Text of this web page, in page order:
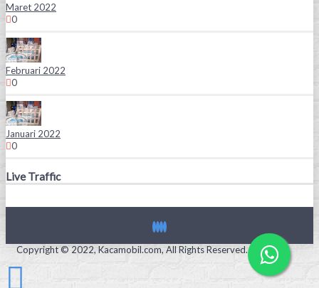
Maret 2022
0
Februari 2022
0
Januari 2022
0
Live Traffic
Copyright © 2022, Kacamobil.com, All Rights Reserved.